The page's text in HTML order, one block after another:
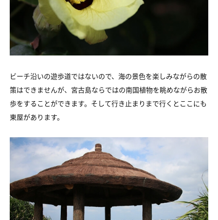
ビーチ沿いの遊歩道ではないので、海の景色を楽しみながらの散
策はできませんが、宮古島ならではの南国植物を眺めながらお散
歩をすることができます。そして行き止まりまで行くとここにも
東屋があります。